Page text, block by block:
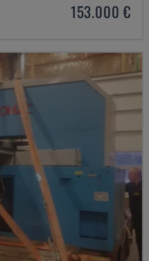
153.000 €